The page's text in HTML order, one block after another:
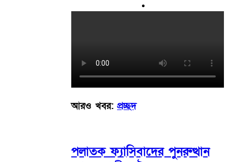
আরও খবর: প্রচ্ছদ
পলাতক ফ্যাসিবাদের পুনরুত্থান